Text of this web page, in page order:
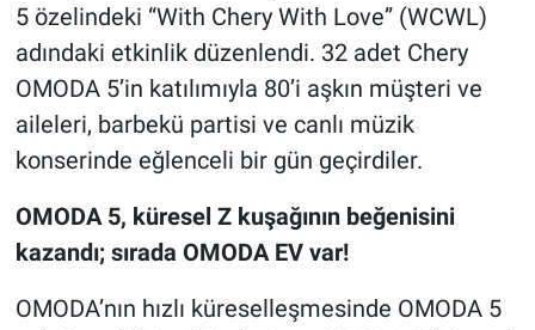
5 özelindeki “With Chery With Love” (WCWL)
adındaki etkinlik düzenlendi. 32 adet Chery
OMODA 5’in katılımıyla 80’i aşkın müşteri ve
aileleri, barbekü partisi ve canlı müzik
konserinde eğlenceli bir gün geçirdiler.
OMODA 5, küresel Z kuşağının beğenisini
kazandı; sırada OMODA EV var!
OMODA’nın hızlı küreselleşmesinde OMODA 5